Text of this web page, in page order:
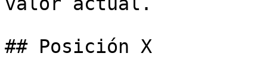
## Posición X